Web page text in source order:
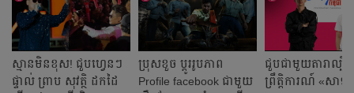
ស្មានមិនខុស! ជួបហ្វេនៗ
ផ្ទាល់ ព្រាប សុវត្ថិ ដកដៃ
ប្រុសខួច ប្ដូររូបភាព
Profile facebook ជាមួយ
ជួបជាមួយតារាល្បីៗ
ព្រឹត្តិការណ៍ «សាទរ